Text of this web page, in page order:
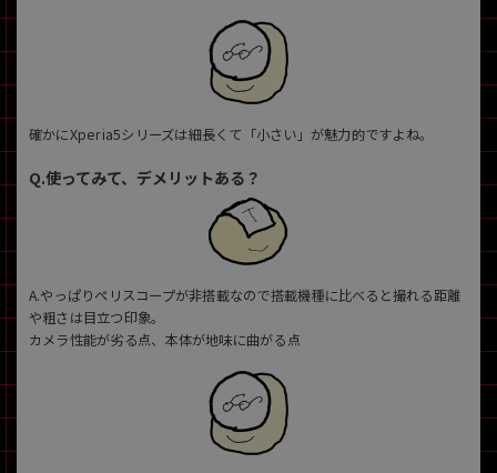
確かにXperia5シリーズは細長くて「小さい」が魅力的ですよね。
Q.使ってみて、デメリットある？
A.やっぱりペリスコープが非搭載なので搭載機種に比べると撮れる距離
や粗さは目立つ印象。
カメラ性能が劣る点、本体が地味に曲がる点